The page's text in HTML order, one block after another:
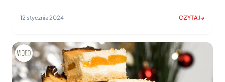
12 stycznia 2024 CZYTAJ
:
BROKUŁEM
I
JAJKIEM